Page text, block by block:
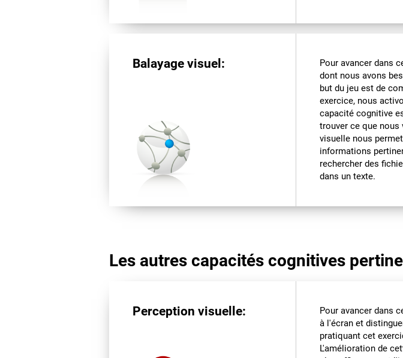
Balayage visuel:
Pour avancer dans
dont nous avons
but du jeu est de
exercice, nous
capacité cognitive
trouver ce que nous
visuelle nous
informations
rechercher des
dans un texte.
Les autres capacités cognitives
Perception visuelle:
Pour avancer dans
à l'écran et
pratiquant cet
L'amélioration de